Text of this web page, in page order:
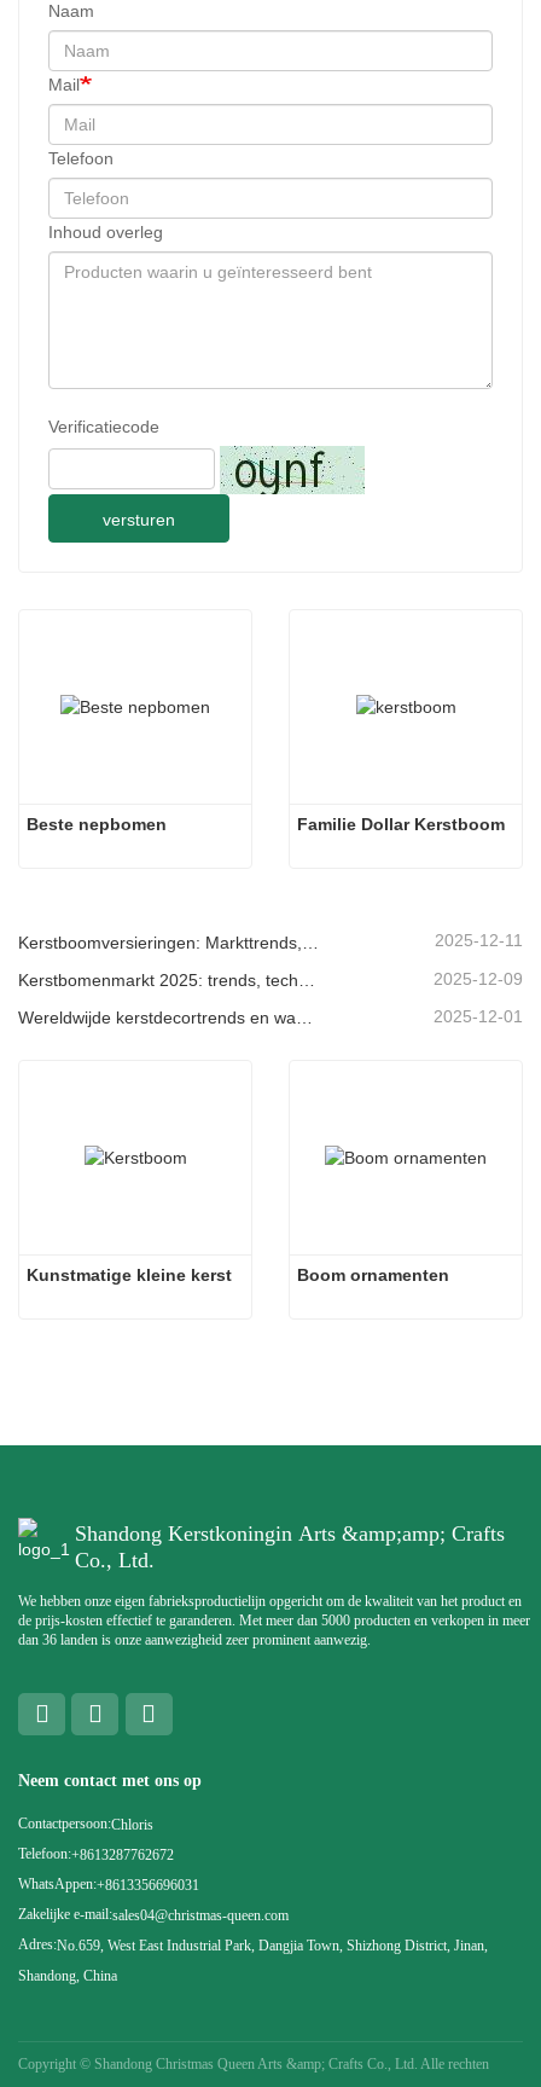
Naam
Mail
Telefoon
Inhoud overleg
Verificatiecode
versturen
Beste nepbomen Familie Dollar Kerstboom
2025-12-11
2025-12-09
2025-12-01
Kunstmatige kleine kerst Boom ornamenten
Shandong Kerstkoningin Arts &amp;amp; Crafts
Co., Ltd.
We hebben onze eigen fabrieksproductielijn opgericht om de kwaliteit van het product en
de prijs-kosten effectief te garanderen. Met meer dan 5000 producten en verkopen in meer
dan 36 landen is onze aanwezigheid zeer prominent aanwezig.
Neem contact met ons op
Contactpersoon:Chloris
Telefoon:+8613287762672
WhatsAppen:+8613356696031
Zakelijke e-mail:sales04@christmas-queen.com
Adres:No.659, West East Industrial Park, Dangjia Town, Shizhong District, Jinan,
Shandong, China
Copyright © Shandong Christmas Queen Arts &amp; Crafts Co., Ltd. Alle rechten